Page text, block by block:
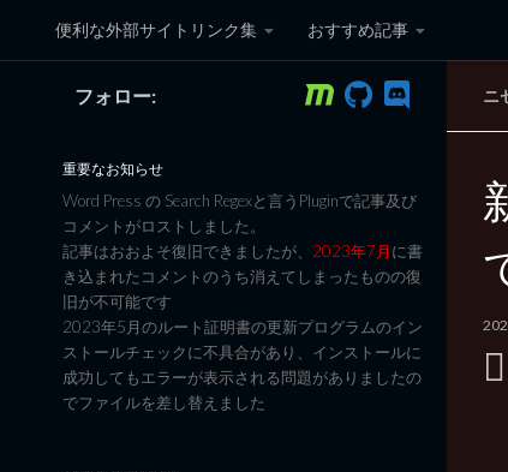
コンテンツへスキップ
便利な外部サイトリンク集 おすすめ記事
黒翼猫のコンピュー
ニ
フォロー:
重要なお知らせ
Word Press の Search Regexと言うPluginで記事及び
コメントがロストしました。
記事はおおよそ復旧できましたが、 2023年7月に書
き込まれたコメントのうち消えてしまったものの復
旧が不可能です
2023年5月のルート証明書の更新プログラムのイン
ストールチェックに不具合があり、インストールに
成功してもエラーが表示される問題がありましたの
でファイルを差し替えました